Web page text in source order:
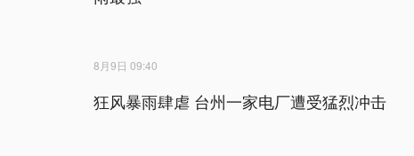
8月9日 09:40
狂风暴雨肆虐 台州一家电厂遭受猛烈冲击